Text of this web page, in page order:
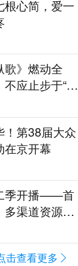
根心简，爱一
歌》燃动全
应止步于“上
！第38届大众
在京开幕
季开播——首
多渠道资源加
击查看更多